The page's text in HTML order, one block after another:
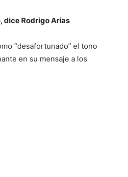
dice Rodrigo Arias
“desafortunado” el tono
en su mensaje a los